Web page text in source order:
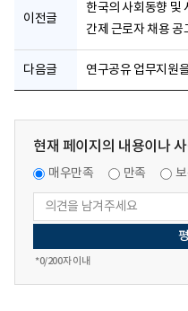
이전글
한국의 사회동향 및
간제 근로자 채용 공
다음글 연구공유 업무지원
현재 페이지의 내용이나
매우만족 만족
*0/200자 이내